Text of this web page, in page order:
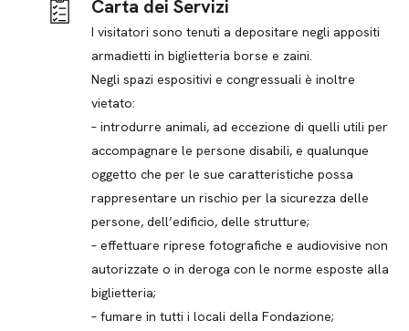
Carta dei Servizi
I visitatori sono tenuti a depositare negli appositi
armadietti in biglietteria borse e zaini.
Negli spazi espositivi e congressuali è inoltre
vietato:
– introdurre animali, ad eccezione di quelli utili per
accompagnare le persone disabili, e qualunque
oggetto che per le sue caratteristiche possa
rappresentare un rischio per la sicurezza delle
persone, dell’edificio, delle strutture;
– effettuare riprese fotografiche e audiovisive non
autorizzate o in deroga con le norme esposte alla
biglietteria;
– fumare in tutti i locali della Fondazione;